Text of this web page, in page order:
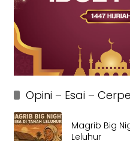
Opini – Esai –
Magrib Big
Leluhur